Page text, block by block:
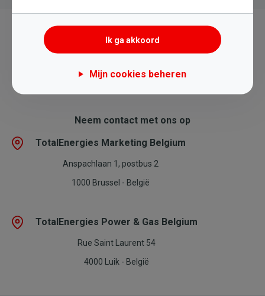
Neem contact met ons op
TotalEnergies Marketing Belgium
Anspachlaan 1, postbus 2
1000 Brussel - België
TotalEnergies Power & Gas Belgium
Rue Saint Laurent 54
4000 Luik - België
Ik ga akkoord
Mijn cookies beheren